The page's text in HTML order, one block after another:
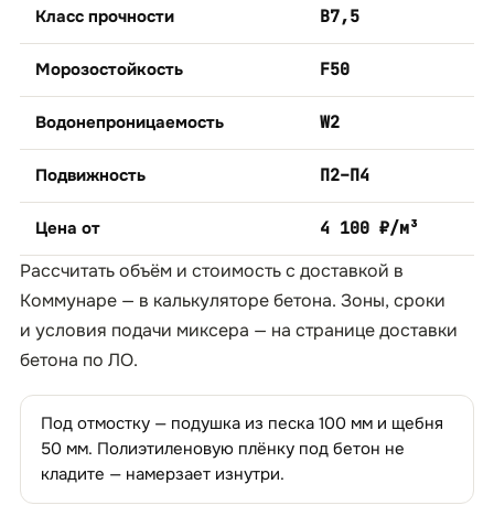
Класс прочности B7,5
Морозостойкость F50
Водонепроницаемость W2
Подвижность П2–П4
Цена от 4 100 ₽/м³
Рассчитать объём и стоимость с доставкой в
Коммунаре — в калькуляторе бетона. Зоны, сроки
и условия подачи миксера — на страницедоставки
бетона по ЛО.
Под отмостку — подушка из песка 100 мм и щебня
50 мм. Полиэтиленовую плёнку под бетон не
кладите — намерзает изнутри.